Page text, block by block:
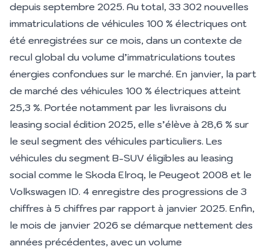
depuis septembre 2025. Au total, 33 302 nouvelles
immatriculations de véhicules 100 % électriques ont
été enregistrées sur ce mois, dans un contexte de
recul global du volume d’immatriculations toutes
énergies confondues sur le marché. En janvier, la part
de marché des véhicules 100 % électriques atteint
25,3 %. Portée notamment par les livraisons du
leasing social édition 2025, elle s’élève à 28,6 % sur
le seul segment des véhicules particuliers. Les
véhicules du segment B-SUV éligibles au leasing
social comme le Skoda Elroq, le Peugeot 2008 et le
Volkswagen ID. 4 enregistre des progressions de 3
chiffres à 5 chiffres par rapport à janvier 2025. Enfin,
le mois de janvier 2026 se démarque nettement des
années précédentes, avec un volume